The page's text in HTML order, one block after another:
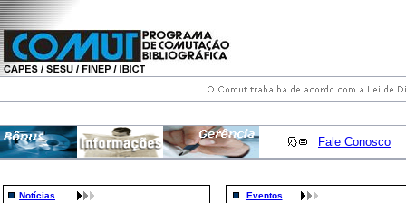
Fale Conosco
Notícias Eventos